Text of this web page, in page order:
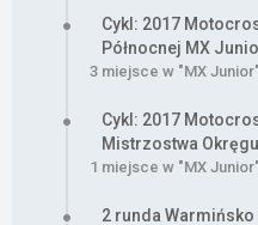
Cykl: 2017
Północnej MX
3 miejsce w "MX Junior"
Cykl: 2017
Mistrzostwa
1 miejsce w "MX Junior"
2 runda